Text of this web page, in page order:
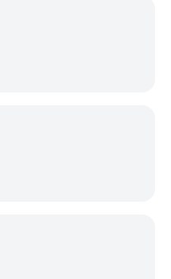
ringa oss på 08-572 142
och erbjuder 14 dagar
med Folksam, vi tar gärna